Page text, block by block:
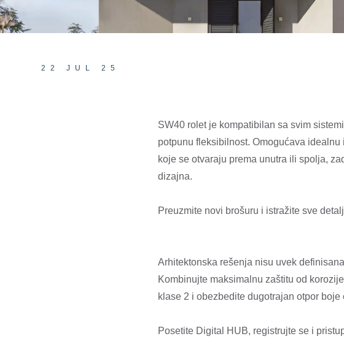
22 JUL 25
SW40 rolet je kompatibilan sa svim
potpunu fleksibilnost. Omogućava
koje se otvaraju prema unutra ili spolja,
dizajna.
Preuzmite novi brošuru i istražite sve
Arhitektonska rešenja nisu uvek
Kombinujte maksimalnu zaštitu od
klase 2 i obezbedite dugotrajan otpor
Posetite Digital HUB, registrujte se i